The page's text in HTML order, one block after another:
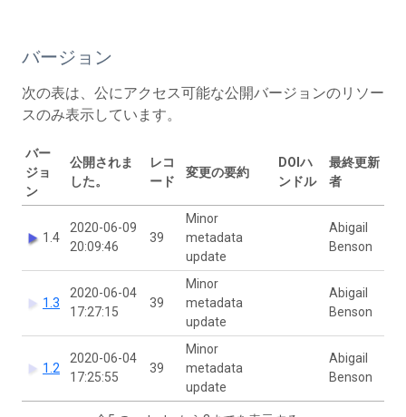
バージョン
次の表は、公にアクセス可能な公開バージョンのリソー
スのみ表示しています。
バー
ジョ
ン
公開されま
した。
レコ
ード
変更の要約
DOIハ
ンドル
最終更新
者
1.4
2020-06-09
20:09:46
39
Minor
metadata
update
Abigail
Benson
1.3
2020-06-04
17:27:15
39
Minor
metadata
update
Abigail
Benson
1.2
2020-06-04
17:25:55
39
Minor
metadata
update
Abigail
Benson